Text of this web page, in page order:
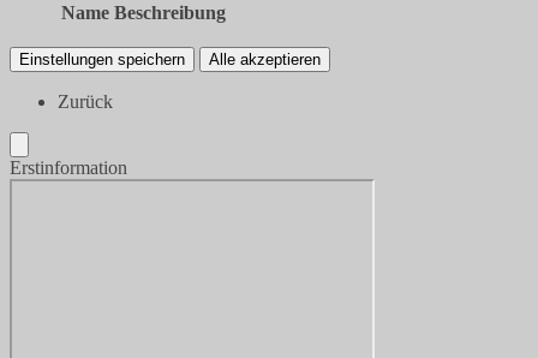
Name Beschreibung
Einstellungen speichern Alle akzeptieren
Zurück
Erstinformation